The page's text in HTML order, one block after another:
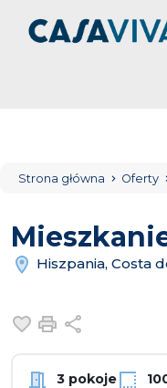
Strona główna Oferty
Hiszpania, Costa
Dodaj do
Drukuj
3 pokoje